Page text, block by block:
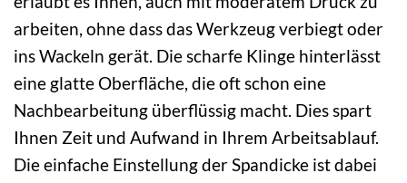
arbeiten, ohne dass das Werkzeug verbiegt oder
ins Wackeln gerät. Die scharfe Klinge hinterlässt
eine glatte Oberfläche, die oft schon eine
Nachbearbeitung überflüssig macht. Dies spart
Ihnen Zeit und Aufwand in Ihrem Arbeitsablauf.
Die einfache Einstellung der Spandicke ist dabei